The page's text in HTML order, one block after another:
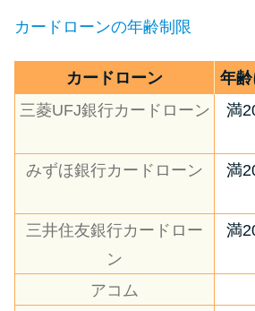
アコムはブラ
る？ 自分がブ
方法
アコムとレイク
の？ カードロ
底解説！
プロミスの返済
説！ もっとも便
カードローンの年齢制限
カードローン
年
三菱UFJ銀行カードローン
満
みずほ銀行カードローン
満
三井住友銀行カードロー
ン
満
アコム